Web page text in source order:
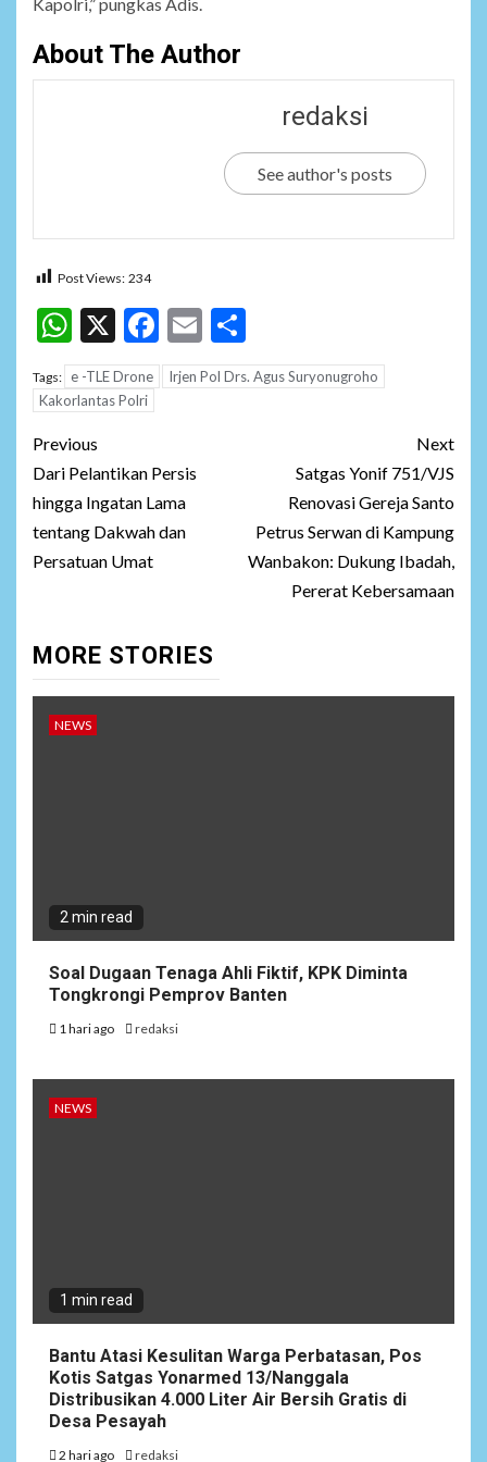
Kapolri,” pungkas Adis.
About The Author
redaksi
See author's posts
Post Views: 234
WhatsApp
X Facebook
Email
Tags: e -TLE Drone
Irjen Pol Drs. Agus Suryonugroho
Kakorlantas Polri
Post
navigation
Previous
Dari Pelantikan Persis
hingga Ingatan Lama
tentang Dakwah dan
Persatuan Umat
Next
Satgas Yonif 751/VJS
Renovasi Gereja Santo
Petrus Serwan di Kampung
Wanbakon: Dukung Ibadah,
Pererat Kebersamaan
MORE STORIES
NEWS
2 min read
Soal Dugaan Tenaga Ahli Fiktif, KPK Diminta
Tongkrongi Pemprov Banten
1 hari ago redaksi
NEWS
1 min read
Bantu Atasi Kesulitan Warga Perbatasan, Pos
Kotis Satgas Yonarmed 13/Nanggala
Distribusikan 4.000 Liter Air Bersih Gratis di
Desa Pesayah
2 hari ago redaksi